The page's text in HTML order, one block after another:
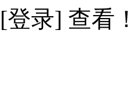
[登录] 查看